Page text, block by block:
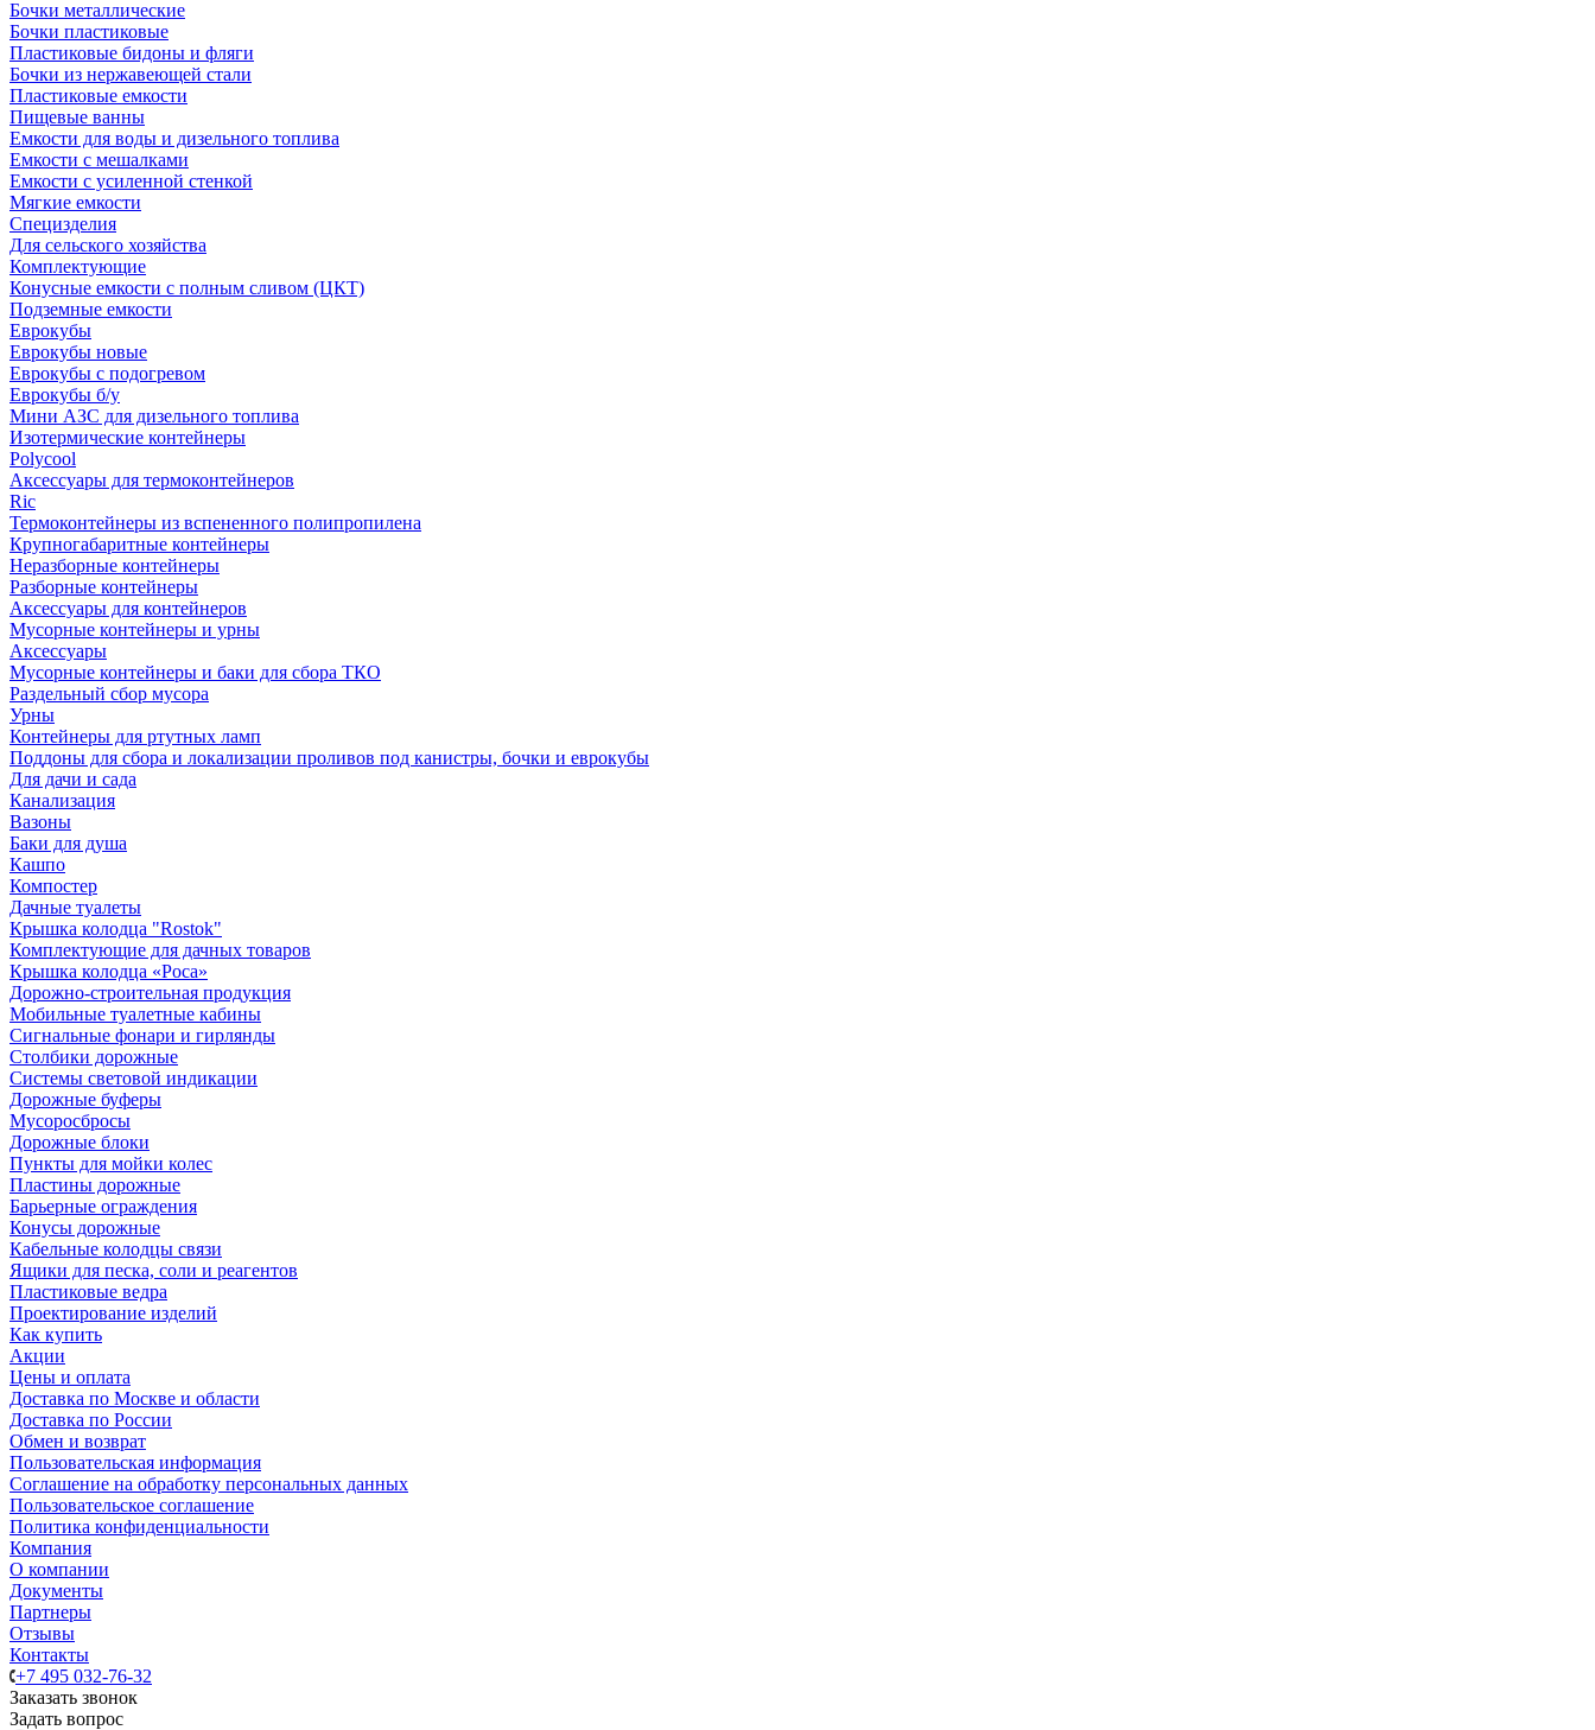
Бочки металлические
Бочки пластиковые
Пластиковые бидоны и фляги
Бочки из нержавеющей стали
Пластиковые емкости
Пищевые ванны
Емкости для воды и дизельного топлива
Емкости с мешалками
Емкости с усиленной стенкой
Мягкие емкости
Специзделия
Для сельского хозяйства
Комплектующие
Конусные емкости с полным сливом (ЦКТ)
Подземные емкости
Еврокубы
Еврокубы новые
Еврокубы с подогревом
Еврокубы б/у
Мини АЗС для дизельного топлива
Изотермические контейнеры
Polycool
Аксессуары для термоконтейнеров
Ric
Термоконтейнеры из вспененного полипропилена
Крупногабаритные контейнеры
Неразборные контейнеры
Разборные контейнеры
Аксессуары для контейнеров
Мусорные контейнеры и урны
Аксессуары
Мусорные контейнеры и баки для сбора ТКО
Раздельный сбор мусора
Урны
Контейнеры для ртутных ламп
Поддоны для сбора и локализации проливов под канистры, бочки и еврокубы
Для дачи и сада
Канализация
Вазоны
Баки для душа
Кашпо
Компостер
Дачные туалеты
Крышка колодца "Rostok"
Комплектующие для дачных товаров
Крышка колодца «Роса»
Дорожно-строительная продукция
Мобильные туалетные кабины
Сигнальные фонари и гирлянды
Столбики дорожные
Системы световой индикации
Дорожные буферы
Мусоросбросы
Дорожные блоки
Пункты для мойки колес
Пластины дорожные
Барьерные ограждения
Конусы дорожные
Кабельные колодцы связи
Ящики для песка, соли и реагентов
Пластиковые ведра
Проектирование изделий
Как купить
Акции
Цены и оплата
Доставка по Москве и области
Доставка по России
Обмен и возврат
Пользовательская информация
Соглашение на обработку персональных данных
Пользовательское соглашение
Политика конфиденциальности
Компания
О компании
Документы
Партнеры
Отзывы
Контакты
+7 495 032-76-32
Заказать звонок
Задать вопрос